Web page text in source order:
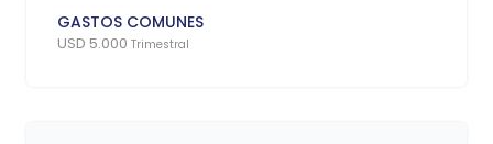
GASTOS COMUNES
USD 5.000 Trimestral